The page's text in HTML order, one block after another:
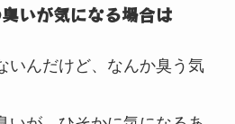
いが気になる場合は
いんだけど、なんか臭う気